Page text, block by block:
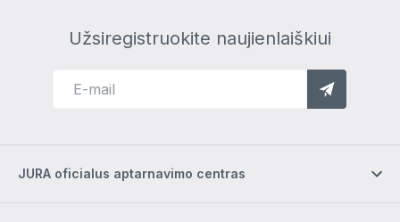
Užsiregistruokite naujienlaiškiui
JURA oficialus aptarnavimo centras